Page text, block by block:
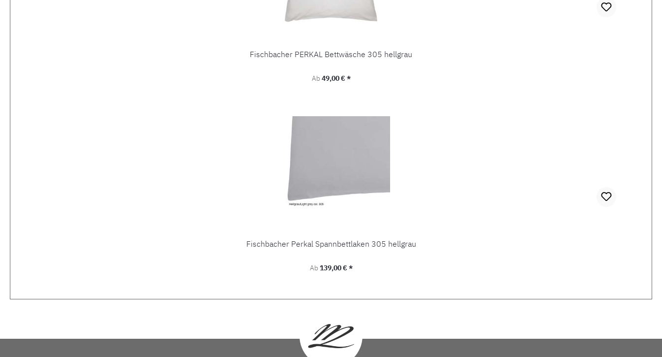
Fischbacher PERKAL Bettwäsche 305 hellgrau
Regulärer Preis:
Ab49,00 € *
Fischbacher Perkal Spannbettlaken 305 hellgrau
Regulärer Preis:
Ab139,00 € *